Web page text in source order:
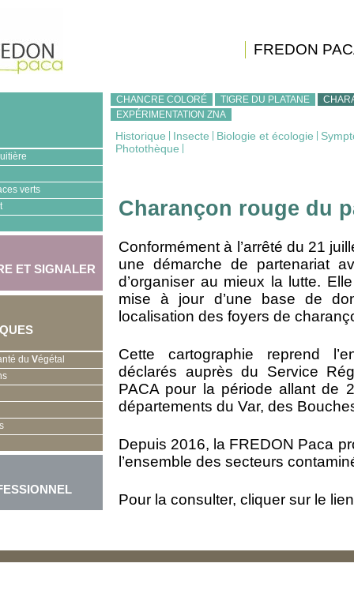
FREDON
verts
ET SIGNALER
du Végétal
CHANCRE COLORÉ TIGRE DU PLATANE
EXPÉRIMENTATION ZNA
Historique Insecte Biologie et écologie
Photothèque
Charançon rouge du
Conformément à l’arrêté du 21
une démarche de partenariat
d’organiser au mieux la lutte.
mise à jour d’une base de
localisation des foyers de
Cette cartographie reprend
déclarés auprès du Service
PACA pour la période allant de
départements du Var, des
Depuis 2016, la FREDON Paca
l’ensemble des secteurs
Pour la consulter, cliquer sur le